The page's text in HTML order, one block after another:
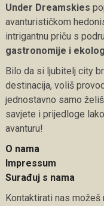
Under Dreamskies
avanturističkom
intrigantnu priču s
gastronomije i
Bilo da si ljubitelj city
destinacija, voliš
jednostavno samo
savjete i prijedloge
avanturu!
O nama
Impressum
Surađuj s nama
Kontaktirati nas možeš